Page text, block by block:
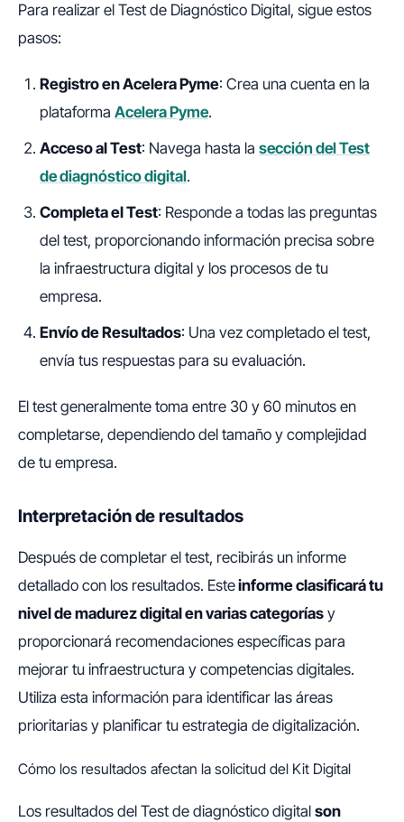
Para realizar el Test de Diagnóstico Digital, sigue estos
pasos:
Registro en Acelera Pyme: Crea una cuenta en la
plataforma Acelera Pyme.
Acceso al Test: Navega hasta la sección del Test
de diagnóstico digital.
Completa el Test: Responde a todas las preguntas
del test, proporcionando información precisa sobre
la infraestructura digital y los procesos de tu
empresa.
Envío de Resultados: Una vez completado el test,
envía tus respuestas para su evaluación.
El test generalmente toma entre 30 y 60 minutos en
completarse, dependiendo del tamaño y complejidad
de tu empresa.
Interpretación de resultados
Después de completar el test, recibirás un informe
detallado con los resultados. Esteinforme clasificará tu
nivel de madurez digital en varias categorías y
proporcionará recomendaciones específicas para
mejorar tu infraestructura y competencias digitales.
Utiliza esta información para identificar las áreas
prioritarias y planificar tu estrategia de digitalización.
Cómo los resultados afectan la solicitud del Kit Digital
Los resultados del Test de diagnóstico digital son